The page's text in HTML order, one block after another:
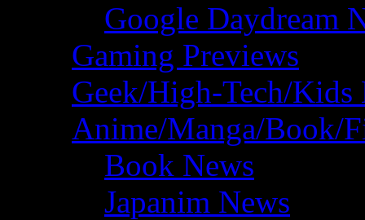
Google Daydream
Gaming Previews
Geek/High-Tech/Kids
Anime/Manga/Book/
Book News
Japanim News